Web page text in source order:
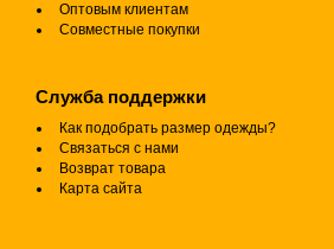
Оптовым клиентам
Совместные покупки
Служба поддержки
Как подобрать размер одежды?
Связаться с нами
Возврат товара
Карта сайта